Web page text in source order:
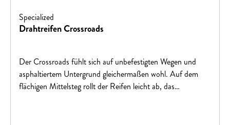
Specialized
Drahtreifen Crossroads
Der Crossroads fühlt sich auf unbefestigten Wegen und
asphaltiertem Untergrund gleichermaßen wohl. Auf dem
flächigen Mittelsteg rollt der Reifen leicht ab, das